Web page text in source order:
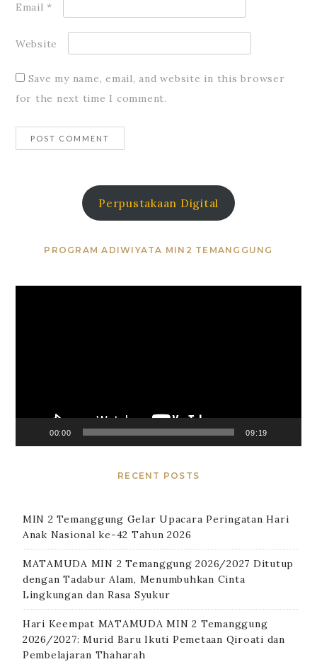
Email *
Website
Save my name, email, and website in this browser
for the next time I comment.
Perpustakaan Digital
PROGRAM ADIWIYATA MIN2 TEMANGGUNG
00:00 09:19
RECENT POSTS
MIN 2 Temanggung Gelar Upacara Peringatan Hari
Anak Nasional ke-42 Tahun 2026
MATAMUDA MIN 2 Temanggung 2026/2027 Ditutup
dengan Tadabur Alam, Menumbuhkan Cinta
Lingkungan dan Rasa Syukur
Hari Keempat MATAMUDA MIN 2 Temanggung
2026/2027: Murid Baru Ikuti Pemetaan Qiroati dan
Pembelajaran Thaharah